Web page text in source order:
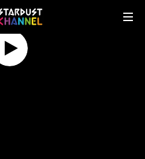
Replay
Play